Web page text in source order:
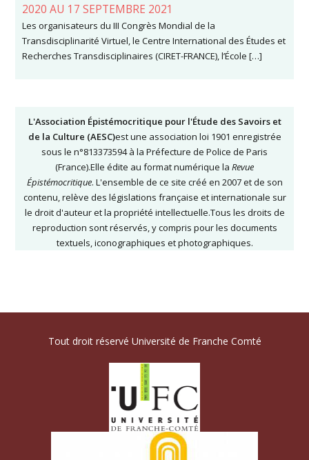
2020 AU 17 SEPTEMBRE 2021
Les organisateurs du III Congrès Mondial de la
Transdisciplinarité Virtuel, le Centre International des Études et
Recherches Transdisciplinaires (CIRET-FRANCE), l’École […]
L'Association Épistémocritique pour l'Étude des Savoirs et
de la Culture (AESC)est une association loi 1901 enregistrée
sous le n°813373594 à la Préfecture de Police de Paris
(France).Elle édite au format numérique la Revue
Épistémocritique. L'ensemble de ce site créé en 2007 et de son
contenu, relève des législations française et internationale sur
le droit d'auteur et la propriété intellectuelle.Tous les droits de
reproduction sont réservés, y compris pour les documents
textuels, iconographiques et photographiques.
Tout droit réservé Université de Franche Comté